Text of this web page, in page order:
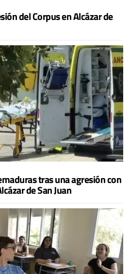
del Corpus en Alcázar de
tras una agresión con
de San Juan